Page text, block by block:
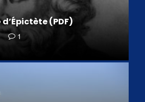
d’Épictète (PDF)
1